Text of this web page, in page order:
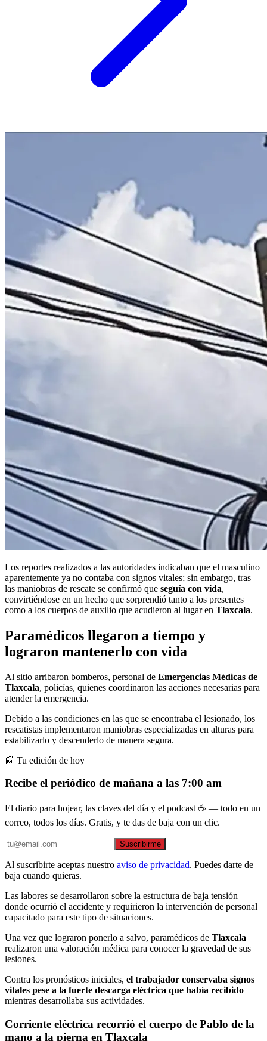
Los reportes realizados a las autoridades indicaban que el masculino
aparentemente ya no contaba con signos vitales; sin embargo, tras
las maniobras de rescate se confirmó que seguía con vida,
convirtiéndose en un hecho que sorprendió tanto a los presentes
como a los cuerpos de auxilio que acudieron al lugar en Tlaxcala.
Paramédicos llegaron a tiempo y
lograron mantenerlo con vida
Al sitio arribaron bomberos, personal de Emergencias Médicas de
Tlaxcala, policías, quienes coordinaron las acciones necesarias para
atender la emergencia.
Debido a las condiciones en las que se encontraba el lesionado, los
rescatistas implementaron maniobras especializadas en alturas para
estabilizarlo y descenderlo de manera segura.
📰 Tu edición de hoy
Recibe el periódico de mañana a las 7:00 am
El diario para hojear, las claves del día y el podcast ☕ — todo en un
correo, todos los días. Gratis, y te das de baja con un clic.
Suscribirme
Al suscribirte aceptas nuestro aviso de privacidad. Puedes darte de
baja cuando quieras.
Las labores se desarrollaron sobre la estructura de baja tensión
donde ocurrió el accidente y requirieron la intervención de personal
capacitado para este tipo de situaciones.
Una vez que lograron ponerlo a salvo, paramédicos de Tlaxcala
realizaron una valoración médica para conocer la gravedad de sus
lesiones.
Contra los pronósticos iniciales, el trabajador conservaba signos
vitales pese a la fuerte descarga eléctrica que había recibido
mientras desarrollaba sus actividades.
Corriente eléctrica recorrió el cuerpo de Pablo de la
mano a la pierna en Tlaxcala